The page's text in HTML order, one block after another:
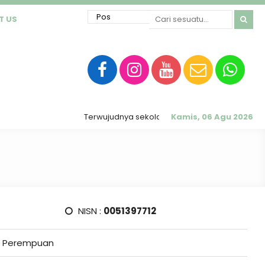
US
Kamis, 06 Agu 2026
Terwujudnya sekolah RATU (Religius, Akhlak
NISN : 0051397712
Perempuan